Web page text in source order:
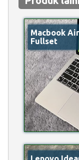
Macbook Air
Fullset